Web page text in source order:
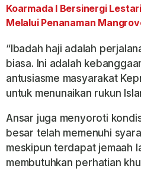
Koarmada I Bersinergi
Melalui Penanaman
“Ibadah haji adalah
biasa. Ini adalah
antusiasme masyarakat
untuk menunaikan rukun
Ansar juga menyoroti
besar telah memenuhi
meskipun terdapat jemaah
membutuhkan perhatian